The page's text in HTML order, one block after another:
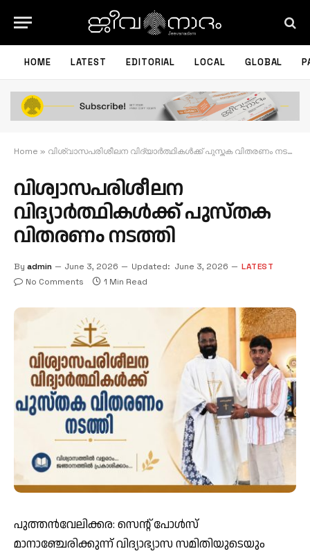
HOME LATEST EDITORIAL LOCAL GLOBAL
Home » വിശ്വാസപരിശീലന വിദ്യാർത്ഥികൾക്ക് പുസ്തക വിതരണം നടത്തി
വിശ്വാസപരിശീലന
വിദ്യാർത്ഥികൾക്ക് പുസ്തക
വിതരണം നടത്തി
By admin June 3, 2026 Updated: June 3, 2026
LATEST
No Comments
1 Min Read
പുത്തൻവേലിക്കര: സെന്റ് പോൾസ്
മാനാഞ്ചേരിക്കുന്ന് വിദ്യാഭ്യാസ സമിതിയുടെയും